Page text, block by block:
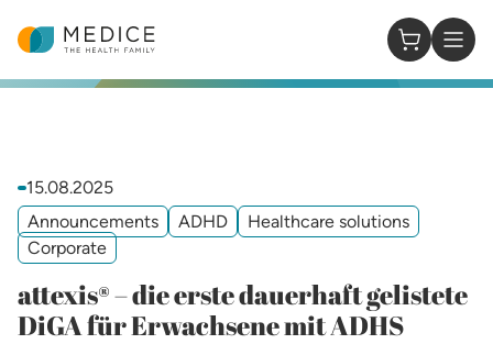
Homepage
0 Items in
attexis® – die erste dauerhaft gelistete
DiGA für Erwachsene mit ADHS
15.08.2025
Announcements
ADHD
Healthcare solutions
Corporate